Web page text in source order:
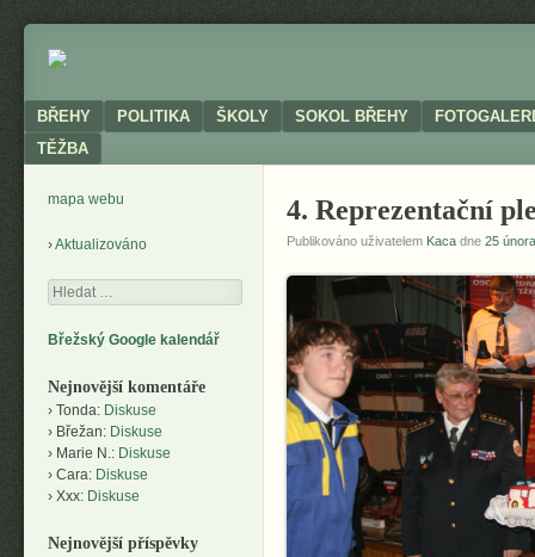
BŘEHY
Neoficiální
obce
Menu
SKIP TO CONTENT
BŘEHY POLITIKA ŠKOLY SOKOL BŘEHY
TĚŽBA
4. Reprezentační
Publikováno uživatelem Kaca dne 25
mapa webu
Aktualizováno
Hledání
Břežský Google kalendář
Nejnovější komentáře
Tonda: Diskuse
Břežan: Diskuse
Marie N.: Diskuse
Cara: Diskuse
Xxx: Diskuse
Nejnovější příspěvky